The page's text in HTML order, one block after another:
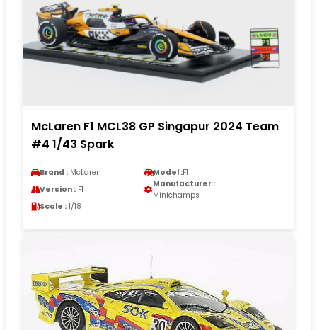
McLaren F1 MCL38 GP Singapur 2024 Team
#4 1/43 Spark
Brand : McLaren Model :F1
Version : F1
Manufacturer :
Minichamps
Scale : 1/18